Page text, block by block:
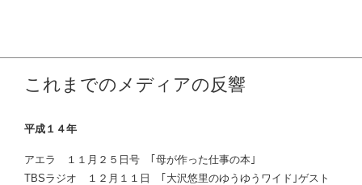
これまでのメディアの反響
平成１４年
アエラ １１月２５日号 ｢母が作った仕事の本｣
TBSラジオ １２月１１日 ｢大沢悠里のゆうゆうワイド｣ゲスト